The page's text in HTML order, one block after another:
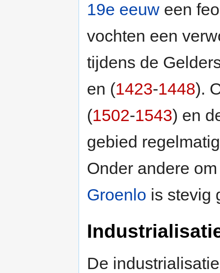
19e eeuw een
vochten een
tijdens de
en (1423-1448).
(1502-1543) en
gebied
Onder andere
Groenlo is stevig
De